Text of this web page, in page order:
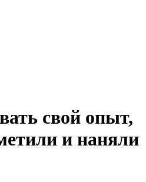
свой опыт,
и наняли